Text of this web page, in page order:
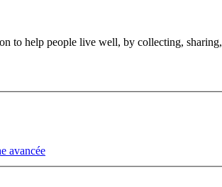
to help people live well, by collecting,
avancée